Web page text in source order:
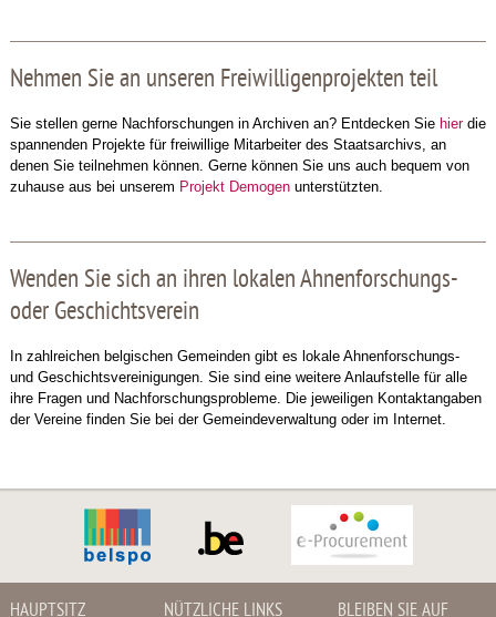
Nehmen Sie an unseren Freiwilligenprojekten teil
Sie stellen gerne Nachforschungen in Archiven an? Entdecken Sie hierdie
spannenden Projekte für freiwillige Mitarbeiter des Staatsarchivs, an
denen Sie teilnehmen können. Gerne können Sie uns auch bequem von
zuhause aus bei unserem Projekt Demogenunterstützten.
Wenden Sie sich an ihren lokalen Ahnenforschungs-
oder Geschichtsverein
In zahlreichen belgischen Gemeinden gibt es lokale Ahnenforschungs-
und Geschichtsvereinigungen. Sie sind eine weitere Anlaufstelle für alle
ihre Fragen und Nachforschungsprobleme. Die jeweiligen Kontaktangaben
der Vereine finden Sie bei der Gemeindeverwaltung oder im Internet.
HAUPTSITZ NÜTZLICHE LINKS BLEIBEN SIE AUF